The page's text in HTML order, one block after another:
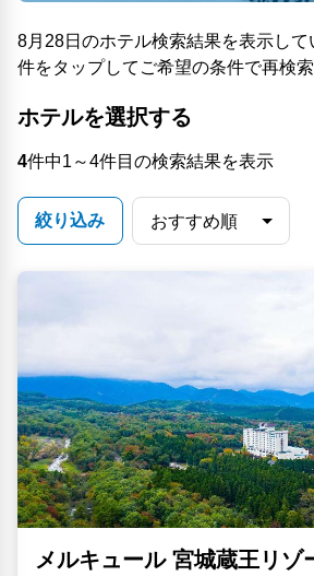
8月28日のホテル検索結果を表示し
件をタップしてご希望の条件で再検索
ホテルを選択する
4件中1～4件目の検索結果を表示
絞り込み
メルキュール 宮城蔵王リゾ